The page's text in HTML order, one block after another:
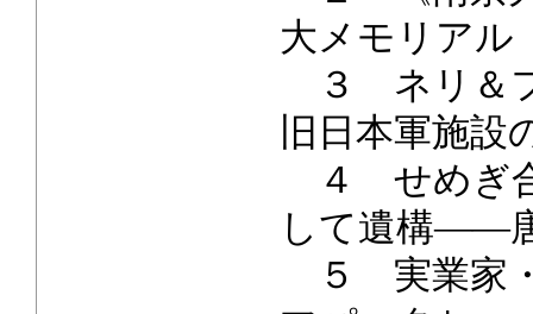
大メモリアル
３ ネリ＆
旧日本軍施
４ せめぎ合
して遺構――
５ 実業家・